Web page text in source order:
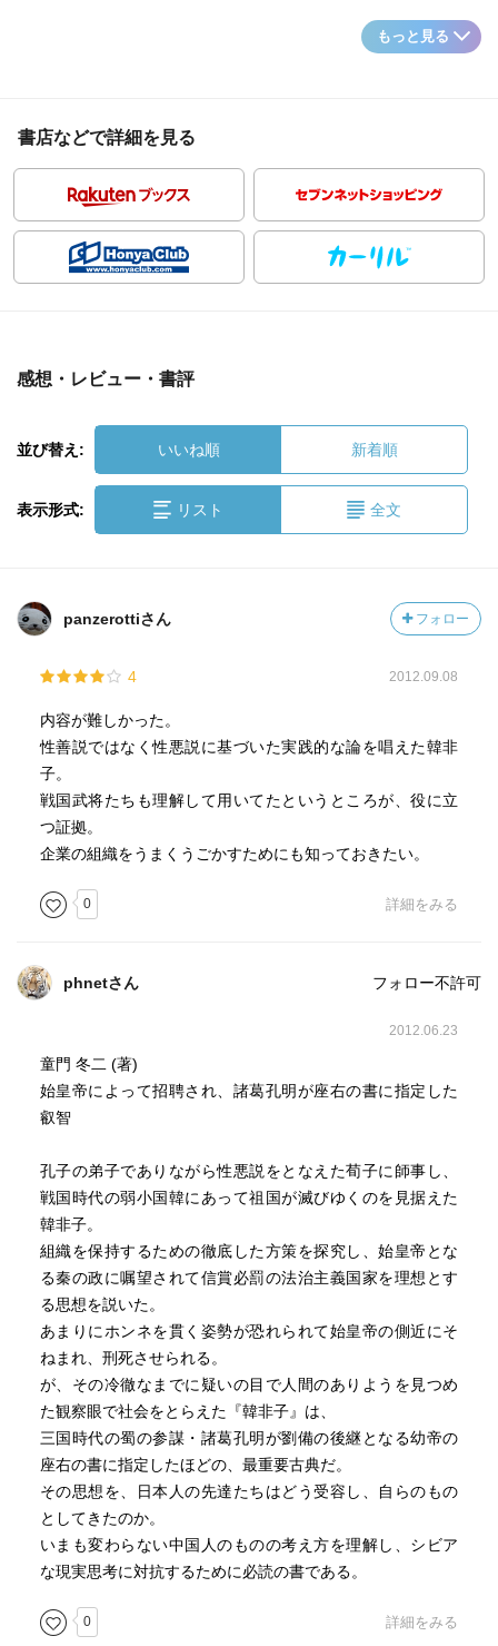
もっと見る
書店などで詳細を見る
感想・レビュー・書評
並び替え: いいね順 新着順
表示形式: リスト 全文
panzerottiさん フォロー
4 2012.09.08
内容が難しかった。
性善説ではなく性悪説に基づいた実践的な論を唱えた韓非
子。
戦国武将たちも理解して用いてたというところが、役に立
つ証拠。
企業の組織をうまくうごかすためにも知っておきたい。
0 詳細をみる
phnetさん フォロー不許可
2012.06.23
童門 冬二 (著)
始皇帝によって招聘され、諸葛孔明が座右の書に指定した
叡智
孔子の弟子でありながら性悪説をとなえた荀子に師事し、
戦国時代の弱小国韓にあって祖国が滅びゆくのを見据えた
韓非子。
組織を保持するための徹底した方策を探究し、始皇帝とな
る秦の政に嘱望されて信賞必罰の法治主義国家を理想とす
る思想を説いた。
あまりにホンネを貫く姿勢が恐れられて始皇帝の側近にそ
ねまれ、刑死させられる。
が、その冷徹なまでに疑いの目で人間のありようを見つめ
た観察眼で社会をとらえた『韓非子』は、
三国時代の蜀の参謀・諸葛孔明が劉備の後継となる幼帝の
座右の書に指定したほどの、最重要古典だ。
その思想を、日本人の先達たちはどう受容し、自らのもの
としてきたのか。
いまも変わらない中国人のものの考え方を理解し、シビア
な現実思考に対抗するために必読の書である。
0 詳細をみる